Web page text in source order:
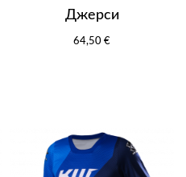
Джерси
64,50 €